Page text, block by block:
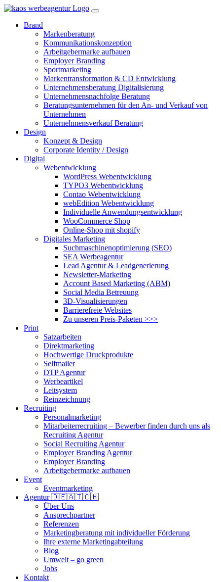
Brand
Markenberatung
Kommunikationskonzeption
Arbeitgebermarke aufbauen
Employer Branding
Sportmarketing
Markentransformation & CD Entwicklung
Unternehmensberatung Digitalisierung
Unternehmensnachfolge Beratung
Beratungsunternehmen für den An- und Verkauf von
Unternehmen
Unternehmensverkauf Beratung
Design
Konzept & Design
Corporate Identity / Design
Digital
Webentwicklung
WordPress Webentwicklung
TYPO3 Webentwicklung
Contao Webentwicklung
webEdition Webentwicklung
Individuelle Anwendungsentwicklung
WooCommerce Shop
Online-Shop mit shopify
Digitales Marketing
Suchmaschinenoptimierung (SEO)
SEA Werbeagentur
Lead Agentur & Leadgenerierung
Newsletter-Marketing
Account Based Marketing (ABM)
Social Media Betreuung
3D-Visualisierungen
Barrierefreie Websites
Zu unseren Preis-Paketen >>>
Print
Satzarbeiten
Direktmarketing
Hochwertige Druckprodukte
Selfmailer
DTP Agentur
Werbeartikel
Leitsystem
Reinzeichnung
Recruiting
Personalmarketing
Mitarbeiterrecruiting – Bewerber finden durch uns als
Recruiting Agentur
Social Recruiting Agentur
Employer Branding Agentur
Employer Branding
Arbeitgebermarke aufbauen
Event
Eventmarketing
Agentur 🇩🇪🇦🇹🇨🇭
Über Uns
Ansprechpartner
Referenzen
Marketingberatung mit individueller Förderung
Ihre externe Marketingabteilung
Blog
Umwelt – go green
Jobs
Kontakt